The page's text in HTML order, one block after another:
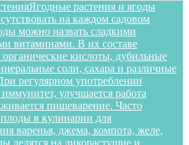
Ягодные растения и ягоды
на каждом садовом
можно назвать сладкими
витаминами. В их составе
органические кислоты, дубильные
соли, сахара и различные
регулярном употреблении
улучшается работа
пищеварение. Часто
в кулинарии для
варенья, джема, компота, желе,
делятся на дикорастущие и